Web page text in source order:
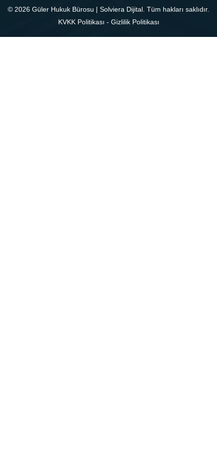
© 2026 Güler Hukuk Bürosu | Solviera Dijital . Tüm hakları saklıdır.
KVKK Politikası - Gizlilik Politikası